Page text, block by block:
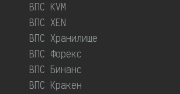
ВПС KVM
ВПС XEN
ВПС Хранилище
ВПС Форекс
ВПС Бинанс
ВПС Кракен